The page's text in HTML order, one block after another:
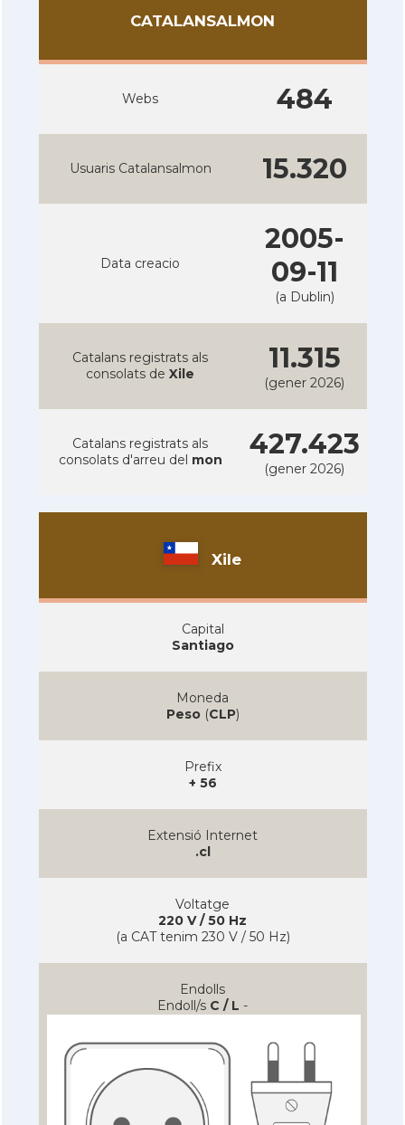
CATALANSALMON
Webs 484
Usuaris Catalansalmon 15.320
Data creacio
2005-
09-11
(a Dublin)
Catalans registrats als
consolats de Xile 11.315
(gener 2026)
Catalans registrats als
consolats d'arreu del mon 427.423
(gener 2026)
Xile
Capital
Santiago
Moneda
Peso(CLP)
Prefix
+ 56
Extensió Internet
.cl
Voltatge
220 V / 50 Hz
(a CAT tenim 230 V / 50 Hz)
Endolls
Endoll/s C / L -